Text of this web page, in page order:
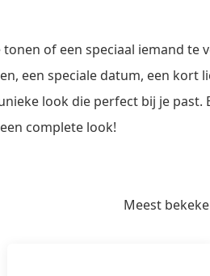
of een speciaal iemand te
een speciale datum, een kort
look die perfect bij je
complete look!
Meest